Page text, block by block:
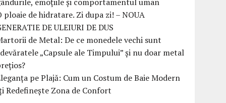
ploaie de hidratare. Zi dupa zi! – NOUA
DE ULEIURI DE DUS
de Metal: De ce monedele vechi sunt
„Capsule ale Timpului” și nu doar metal
pe Plajă: Cum un Costum de Baie Modern
Redefinește Zona de Confort